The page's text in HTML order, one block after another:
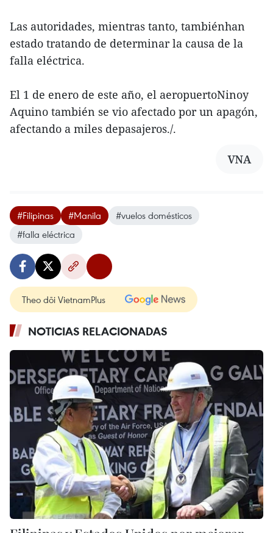
Las autoridades, mientras tanto, tambiénhan
estado tratando de determinar la causa de la
falla eléctrica.
El 1 de enero de este año, el aeropuertoNinoy
Aquino también se vio afectado por un apagón,
afectando a miles depasajeros./.
VNA
#Filipinas #Manila
#vuelos domésticos
#falla eléctrica
Theo dõi VietnamPlus
NOTICIAS RELACIONADAS